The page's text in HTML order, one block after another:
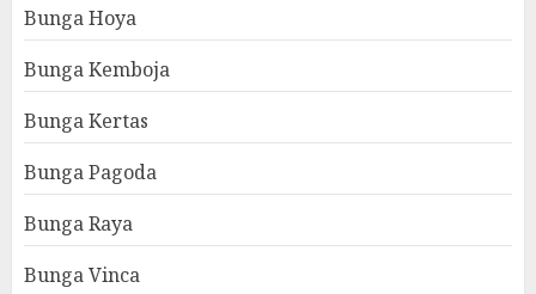
Bunga Hoya
Bunga Kemboja
Bunga Kertas
Bunga Pagoda
Bunga Raya
Bunga Vinca